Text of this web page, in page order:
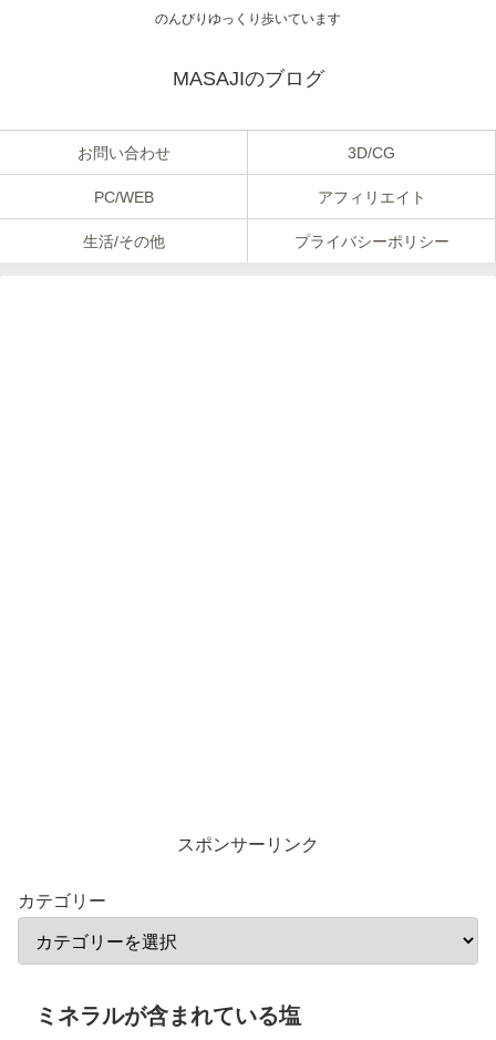
のんびりゆっくり歩いています
MASAJIのブログ
お問い合わせ 3D/CG
PC/WEB アフィリエイト
生活/その他 プライバシーポリシー
スポンサーリンク
カテゴリー
ミネラルが含まれている塩